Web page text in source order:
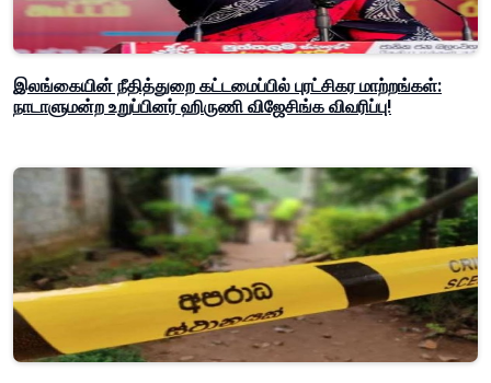
இலங்கையின் நீதித்துறை கட்டமைப்பில் புரட்சிகர மாற்றங்கள்:
நாடாளுமன்ற உறுப்பினர் ஹிருணி விஜேசிங்க விவரிப்பு!